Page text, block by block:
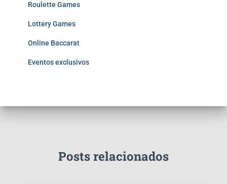
Roulette Games
Lottery Games
Online Baccarat
Eventos exclusivos
Posts relacionados